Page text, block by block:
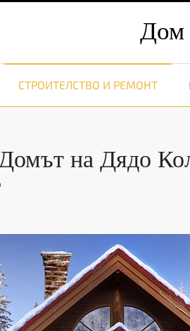
Дом
СТРОИТЕЛСТВО И РЕМОНТ
на Дядо